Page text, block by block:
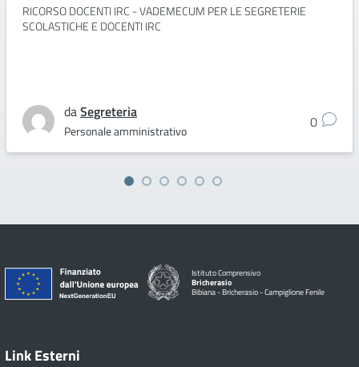
RICORSO DOCENTI IRC - VADEMECUM PER LE SEGRETERIE
SCOLASTICHE E DOCENTI IRC
daSegreteria
Personale amministrativo 0
Istituto Comprensivo
Bricherasio
Bibiana - Bricherasio - Campiglione Fenile
Link Esterni